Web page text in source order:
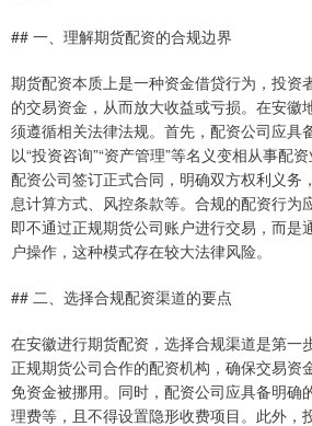
## 一、理解期货配资的合规边界
期货配资本质上是一种资金借贷行为，投资
的交易资金，从而放大收益或亏损。在安徽
须遵循相关法律法规。首先，配资公司应具
以“投资咨询”“资产管理”等名义变相从事配
配资公司签订正式合同，明确双方权利义务
息计算方式、风控条款等。合规的配资行为
即不通过正规期货公司账户进行交易，而是
户操作，这种模式存在较大法律风险。
## 二、选择合规配资渠道的要点
在安徽进行期货配资，选择合规渠道是第一
正规期货公司合作的配资机构，确保交易资
免资金被挪用。同时，配资公司应具备明确
理费等，且不得设置隐形收费项目。此外，